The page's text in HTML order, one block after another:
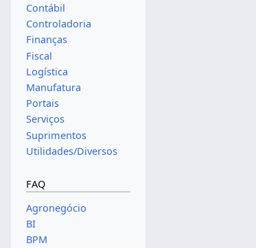
Contábil
Controladoria
Finanças
Fiscal
Logística
Manufatura
Portais
Serviços
Suprimentos
Utilidades/Diversos
FAQ
Agronegócio
BI
BPM